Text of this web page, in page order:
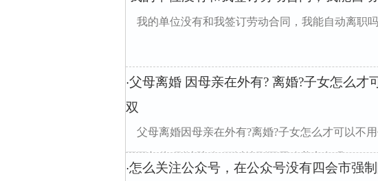
我的单位没有和我签订劳动合同，我能自动离职吗
·父母离婚 因母亲在外有? 离婚?子女怎么
双
父母离婚因母亲在外有?离婚?子女怎么才可以不
死不相往?到法院公?可以达到不用赡养义务吗？
·怎么关注公众号，在公众号没有四会市强